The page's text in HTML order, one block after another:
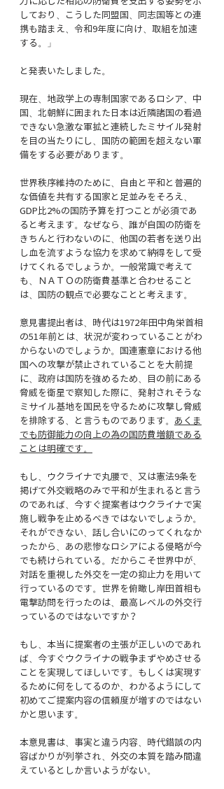
しており、こうした同盟国、同志国等との連
携も踏まえ、令和9年度に向け、取組を加速
する。」
と発表いたしました。
現在、地政学上の専制国家であるロシア、中
国、北朝鮮に囲まれた日本は近隣諸国の看過
できない急激な軍拡と連続したミサイル発射
を目の当たりにし、国防の範囲を超えない軍
備をする必要があります。
世界秩序維持のために、自由と平和と普遍的
な価値を共有する国家と足並みをそろえ、
GDP比2%の国防予算を打つことが必須であ
ると考えます。なぜなら、誰が自国の防衛を
きちんと行わないのに、他国の若者を送り出
し血を流すような協力を求めて納得をして受
けてくれるでしょうか。一般常識で考えて
も、ＮＡＴＯの防衛費基準と合わせること
は、国防の観点で必要なことと考えます。
意見書提出者は、時代は1972年田中角栄首相
の51年前とは、状況が変わっていることがわ
からないのでしょうか。国連憲章における他
国への攻撃が禁止されていることを大前提
に、政府は国防を強めるため、目の前にある
脅威を衛星で察知した際に、発射されそうな
ミサイル基地を国民を守るために攻撃し脅威
を排除する、と言うものであります。 あくま
でも防御能力の向上の為の国防費増額である
ことは明確です。
もし、ウクライナで丸腰で、又は憲法9条を
掲げて外交戦略のみで平和が生まれると言う
のであれば、今すぐ提案者はウクライナで実
施し戦争を止めるべきではないでしょうか。
それができない、話し合いにのってくれなか
ったから、あの悲惨なロシアによる侵略が今
でも続けられている。だからこそ世界中が、
対話を重視した外交を一定の抑止力を用いて
行っているのです。世界を俯瞰し岸田首相も
電撃訪問を行ったのは、最高レベルの外交行
っているのではないですか？
もし、本当に提案者の主張が正しいのであれ
ば、今すぐウクライナの戦争まずやめさせる
ことを実現してほしいです。もしくは実現す
るために何をしてるのか、わかるようにして
初めてご提案内容の信頼度が増すのではない
かと思います。
本意見書は、事実と違う内容、時代錯誤の内
容ばかりが列挙され、外交の本質を踏み間違
えているとしか言いようがない。